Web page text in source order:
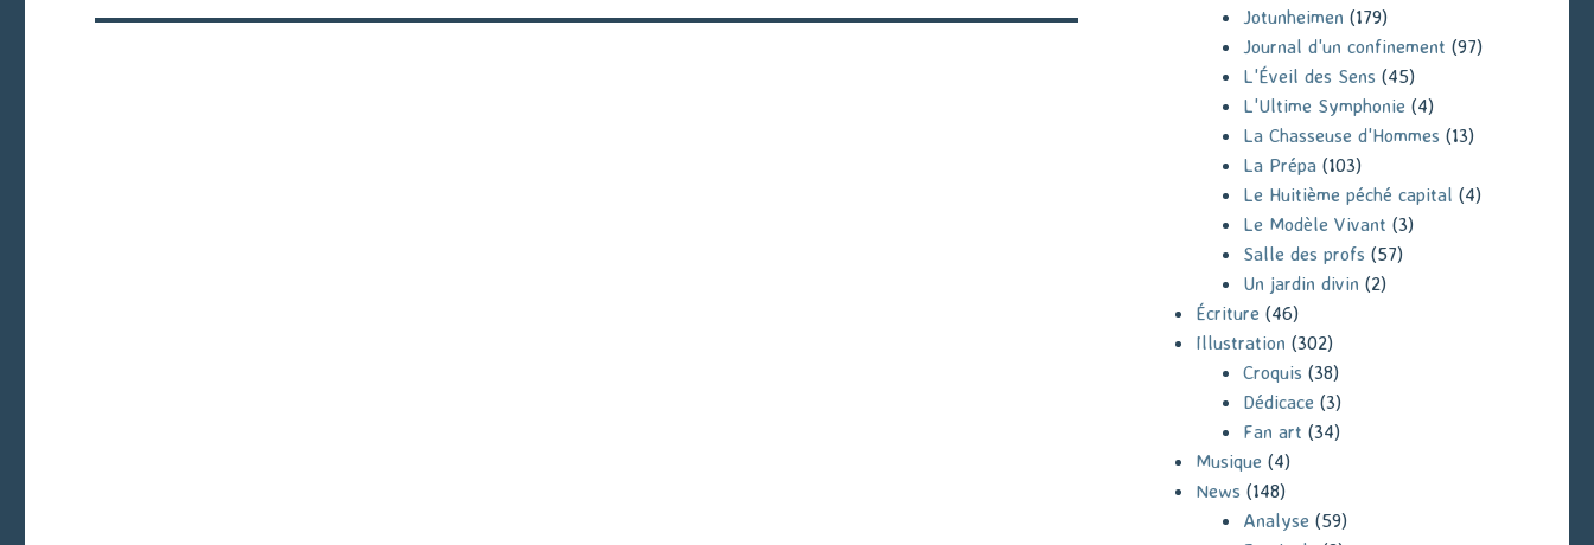
Jotunheimen (179)
Journal d'un confinement (97)
L'Éveil des Sens (45)
L'Ultime Symphonie (4)
La Chasseuse d'Hommes (13)
La Prépa(103)
Le Huitième péché capital (4)
Le Modèle Vivant (3)
Salle des profs (57)
Un jardin divin (2)
Écriture (46)
Illustration (302)
Croquis (38)
Dédicace (3)
Fan art (34)
Musique (4)
News (148)
Analyse (59)